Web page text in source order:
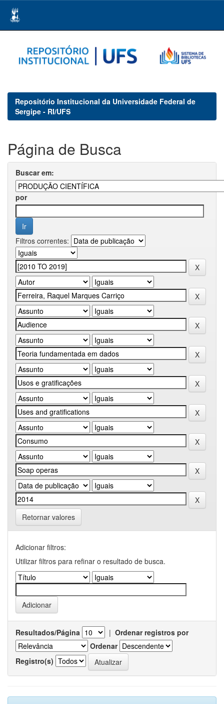
navigation
Repositório Institucional da Universidade Federal de
Sergipe - RI/UFS
Página de Busca
Buscar em:
por
Filtros correntes:
Retornar valores
Adicionar filtros:
Utilizar filtros para refinar o resultado de busca.
Resultados/Página | Ordenar registros por
Ordenar
Registro(s)